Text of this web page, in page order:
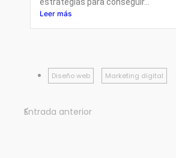
estrategias para conseguir...
Leer más
Diseño web Marketing digital
Entrada anterior